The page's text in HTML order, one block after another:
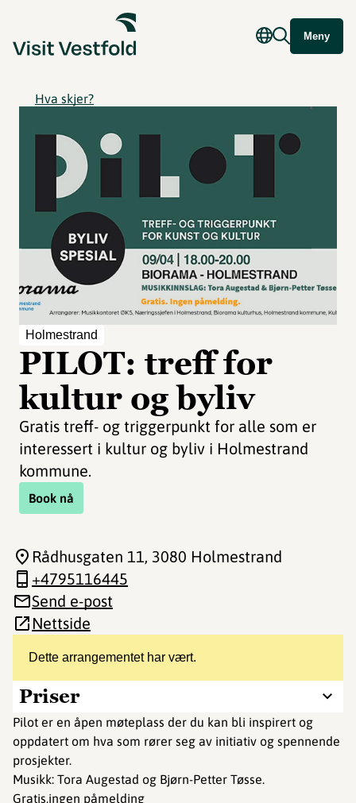
Meny
Hva skjer?
Holmestrand
PILOT: treff for
kultur og byliv
Gratis treff- og triggerpunkt for alle som er
interessert i kultur og byliv i Holmestrand
kommune.
Book nå
Dette arrangementet har vært.
Priser
Pilot er en åpen møteplass der du kan bli inspirert og
oppdatert om hva som rører seg av initiativ og spennende
prosjekter.
Musikk: Tora Augestad og Bjørn-Petter Tøsse.
Gratis,ingen påmelding
Rådhusgaten 11, 3080 Holmestrand
+4795116445
Send e-post
Nettside